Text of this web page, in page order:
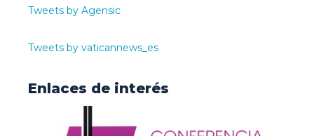
Tweets by Agensic
Tweets by vaticannews_es
Enlaces de interés